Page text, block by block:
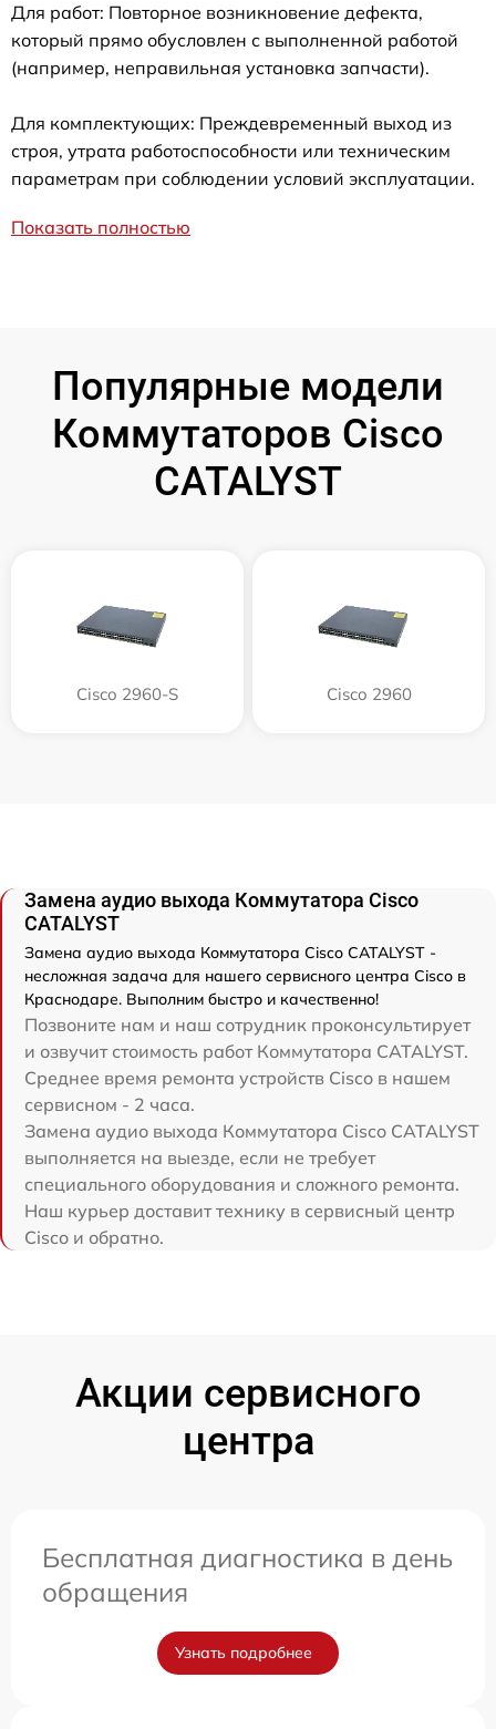
Для работ: Повторное возникновение дефекта,
который прямо обусловлен с выполненной работой
(например, неправильная установка запчасти).
Для комплектующих: Преждевременный выход из
строя, утрата работоспособности или техническим
параметрам при соблюдении условий эксплуатации.
Показать полностью
Популярные модели
Коммутаторов Cisco
CATALYST
Cisco 2960-S Cisco 2960
Замена аудио выхода Коммутатора Cisco
CATALYST
Замена аудио выхода Коммутатора Cisco CATALYST -
несложная задача для нашего сервисного центра Cisco в
Краснодаре. Выполним быстро и качественно!
Позвоните нам и наш сотрудник проконсультирует
и озвучит стоимость работ Коммутатора CATALYST.
Среднее время ремонта устройств Cisco в нашем
сервисном - 2 часа.
Замена аудио выхода Коммутатора Cisco CATALYST
выполняется на выезде, если не требует
специального оборудования и сложного ремонта.
Наш курьер доставит технику в сервисный центр
Cisco и обратно.
Акции сервисного
центра
Бесплатная диагностика в день
обращения
Узнать подробнее